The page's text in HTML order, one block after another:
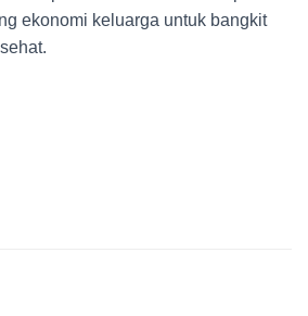
ekonomi keluarga untuk bangkit